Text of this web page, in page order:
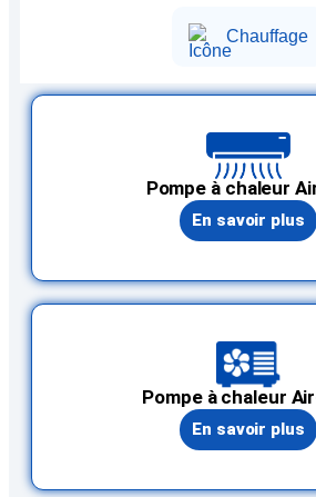
Chauffage
Pompe à chaleur
En savoir plus
Pompe à chaleur
En savoir plus